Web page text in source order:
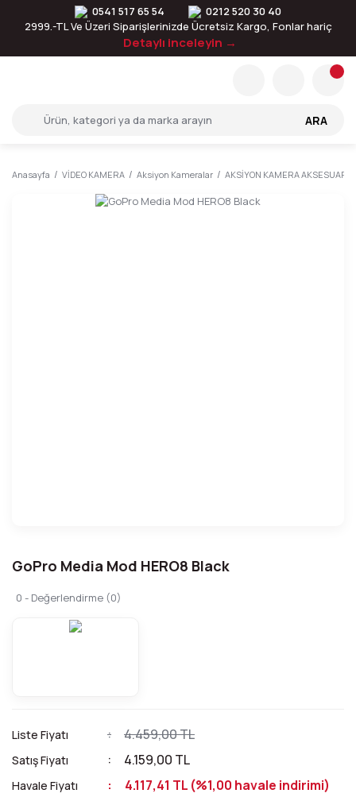
0541 517 65 54
0212 520 30 40
2999.-TL Ve Üzeri Siparişlerinizde Ücretsiz Kargo, Fonlar hariç
Detaylı inceleyin →
ARA
Anasayfa VİDEO KAMERA Aksiyon Kameralar AKSİYON KAMERA
GoPro Media Mod HERO8 Black
0 - Değerlendirme (0)
Liste Fiyatı 4.459,00 TL
Satış Fiyatı 4.159,00 TL
Havale Fiyatı 4.117,41 TL (%1,00 havale indirimi)